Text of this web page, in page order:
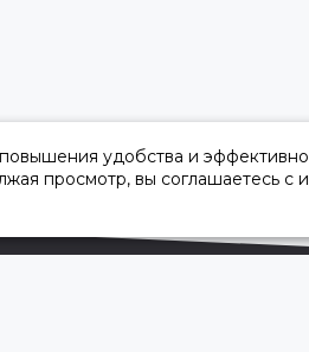
удобства и
просмотр, вы соглашаетесь с